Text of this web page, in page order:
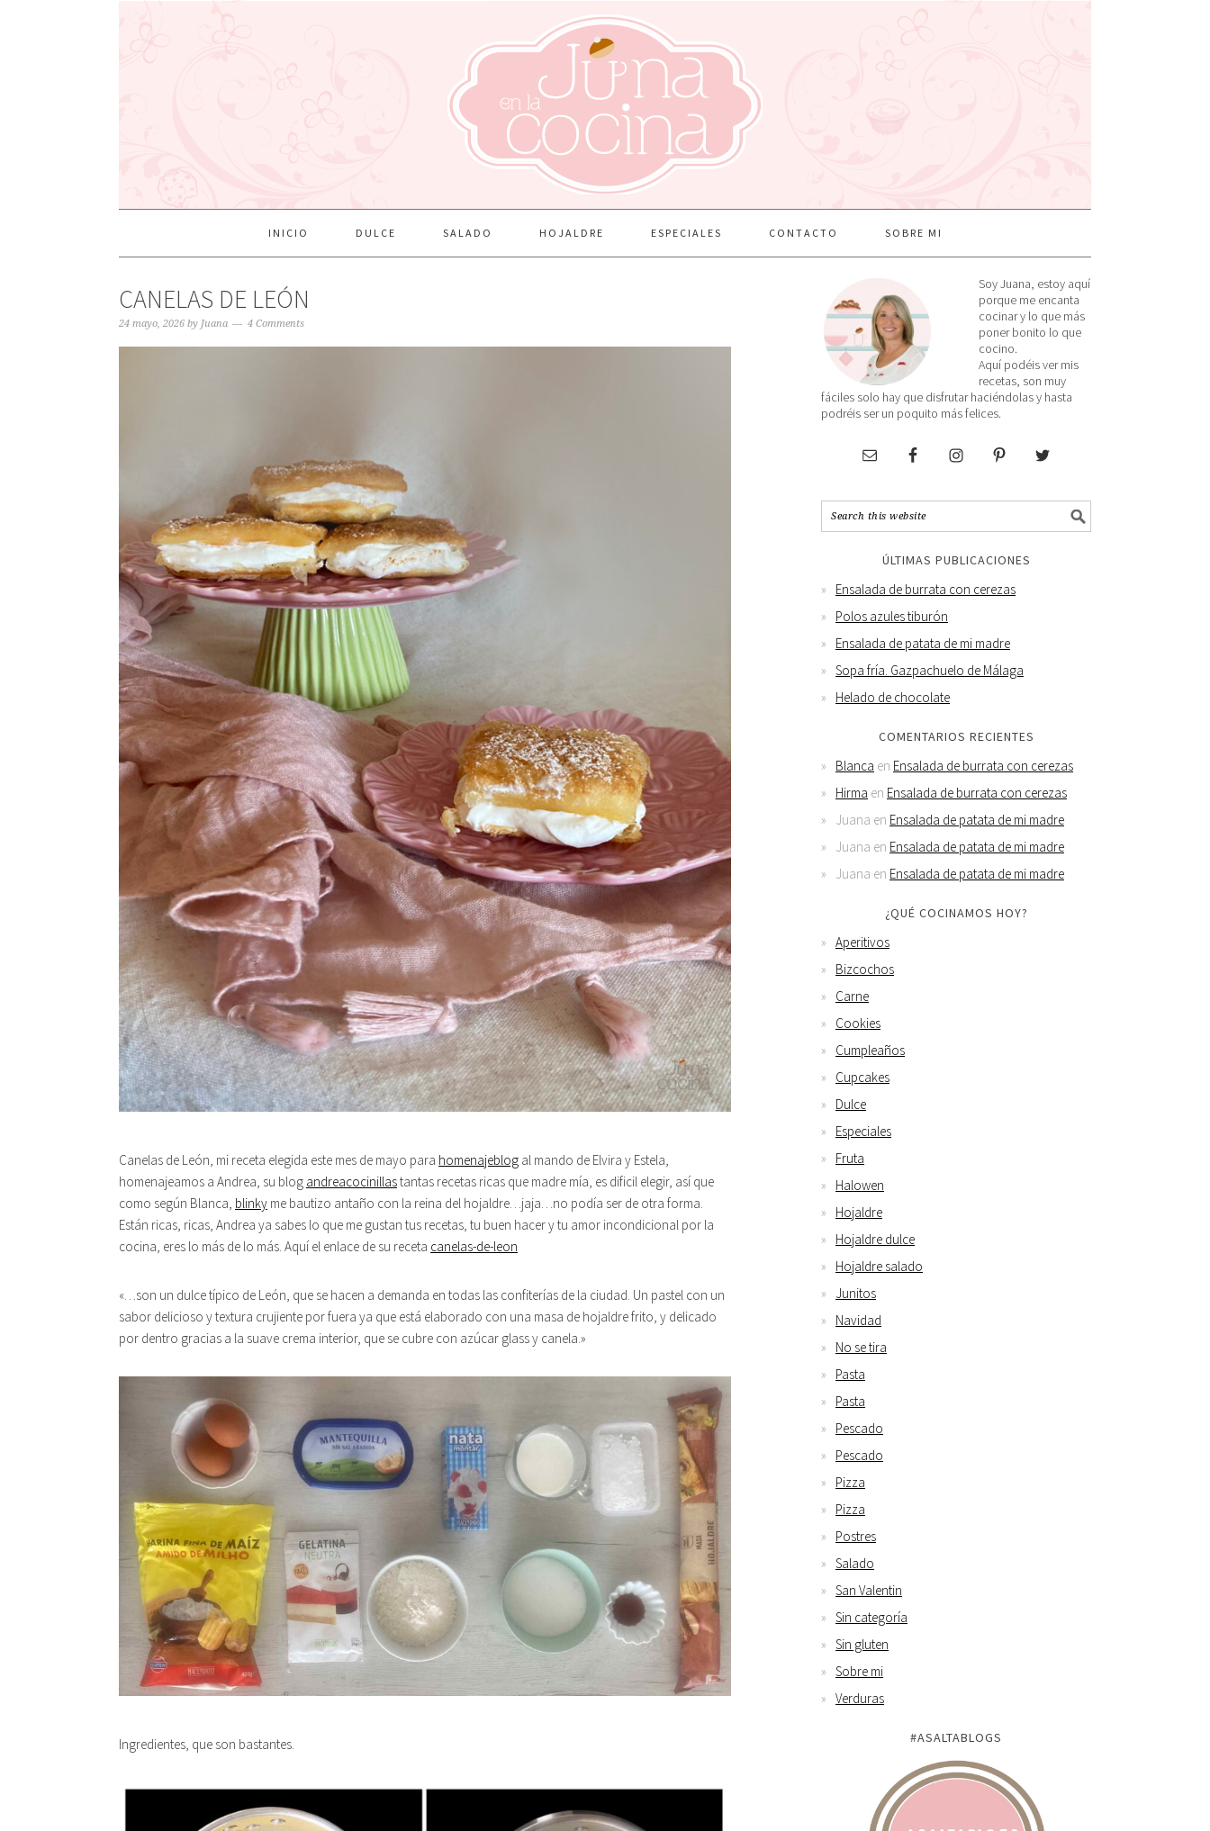
INICIO DULCE SALADO HOJALDRE ESPECIALES CONTACTO SOBRE MI
CANELAS DE LEÓN
24 mayo, 2026 by Juana 4 Comments
Canelas de León, mi receta elegida este mes de mayo para homenajeblog al mando de Elvira y Estela,
homenajeamos a Andrea, su blog andreacocinillastantas recetas ricas que madre mía, es dificil elegir, así que
como según Blanca, blinky me bautizo antaño con la reina del hojaldre…jaja…no podía ser de otra forma.
Están ricas, ricas, Andrea ya sabes lo que me gustan tus recetas, tu buen hacer y tu amor incondicional por la
cocina, eres lo más de lo más. Aquí el enlace de su receta canelas-de-leon
«…son un dulce típico de León, que se hacen a demanda en todas las confiterías de la ciudad. Un pastel con un
sabor delicioso y textura crujiente por fuera ya que está elaborado con una masa de hojaldre frito, y delicado
por dentro gracias a la suave crema interior, que se cubre con azúcar glass y canela.»
Ingredientes, que son bastantes.
Soy Juana, estoy aquí
porque me encanta
cocinar y lo que más
poner bonito lo que
cocino.
Aquí podéis ver mis
recetas, son muy
fáciles solo hay que disfrutar haciéndolas y hasta
podréis ser un poquito más felices.
ÚLTIMAS PUBLICACIONES
Ensalada de burrata con cerezas
Polos azules tiburón
Ensalada de patata de mi madre
Sopa fría. Gazpachuelo de Málaga
Helado de chocolate
COMENTARIOS RECIENTES
Blanca en Ensalada de burrata con cerezas
Hirma en Ensalada de burrata con cerezas
Juana en Ensalada de patata de mi madre
Juana en Ensalada de patata de mi madre
Juana en Ensalada de patata de mi madre
¿QUÉ COCINAMOS HOY?
Aperitivos
Bizcochos
Carne
Cookies
Cumpleaños
Cupcakes
Dulce
Especiales
Fruta
Halowen
Hojaldre
Hojaldre dulce
Hojaldre salado
Junitos
Navidad
No se tira
Pasta
Pasta
Pescado
Pescado
Pizza
Pizza
Postres
Salado
San Valentin
Sin categoría
Sin gluten
Sobre mi
Verduras
#ASALTABLOGS